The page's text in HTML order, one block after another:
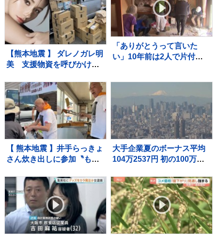
【news23】
【熊本地震 】 ダレノガレ明
美 支援物資を呼びかけ
くさんの物資が届きはじめ
ました！」「皆様本当に本
当にありがとうございま
す」
「ありがとうって言いた
い」10年前は2人で片付け
ランティア支援【熊本地震
から10日目】
【 熊本地震 】井手らっきょ
さん炊き出しに参加〝もら
が精一杯〟自身の店も被害
に
大手企業夏のボーナス平均
104万2537円 初の100万円
高水準の賃上げが反映 経
団連最終集計